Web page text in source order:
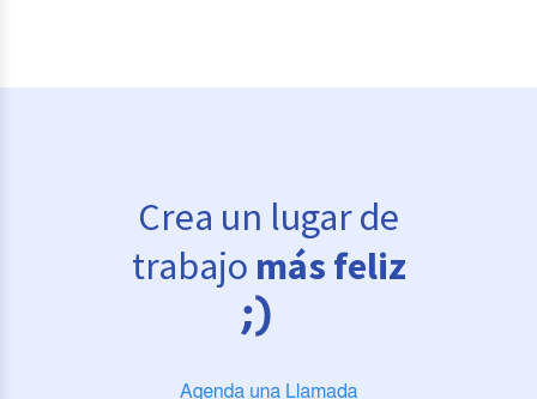
Crea un lugar de
trabajo más feliz